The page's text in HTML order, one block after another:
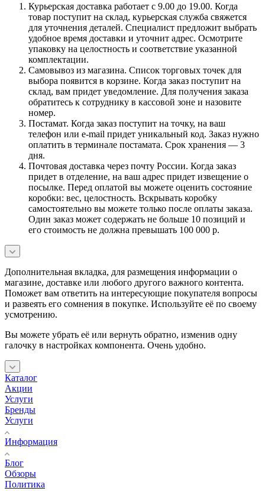
Курьерская доставка работает с 9.00 до 19.00. Когда
товар поступит на склад, курьерская служба свяжется
для уточнения деталей. Специалист предложит выбрать
удобное время доставки и уточнит адрес. Осмотрите
упаковку на целостность и соответствие указанной
комплектации.
Самовывоз из магазина. Список торговых точек для
выбора появится в корзине. Когда заказ поступит на
склад, вам придет уведомление. Для получения заказа
обратитесь к сотруднику в кассовой зоне и назовите
номер.
Постамат. Когда заказ поступит на точку, на ваш
телефон или e-mail придет уникальный код. Заказ нужно
оплатить в терминале постамата. Срок хранения — 3
дня.
Почтовая доставка через почту России. Когда заказ
придет в отделение, на ваш адрес придет извещение о
посылке. Перед оплатой вы можете оценить состояние
коробки: вес, целостность. Вскрывать коробку
самостоятельно вы можете только после оплаты заказа.
Один заказ может содержать не больше 10 позиций и
его стоимость не должна превышать 100 000 р.
Дополнительная вкладка, для размещения информации о
магазине, доставке или любого другого важного контента.
Поможет вам ответить на интересующие покупателя вопросы
и развеять его сомнения в покупке. Используйте её по своему
усмотрению.
Вы можете убрать её или вернуть обратно, изменив одну
галочку в настройках компонента. Очень удобно.
Каталог
Акции
Услуги
Бренды
Услуги
Информация
Блог
Обзоры
Политика